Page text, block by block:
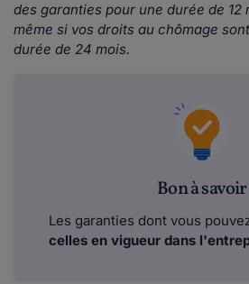
des garanties pour une durée de 12
même si vos droits au chômage
durée de 24 mois.
Bon à savoir
Les garanties dont vous
celles en vigueur dans